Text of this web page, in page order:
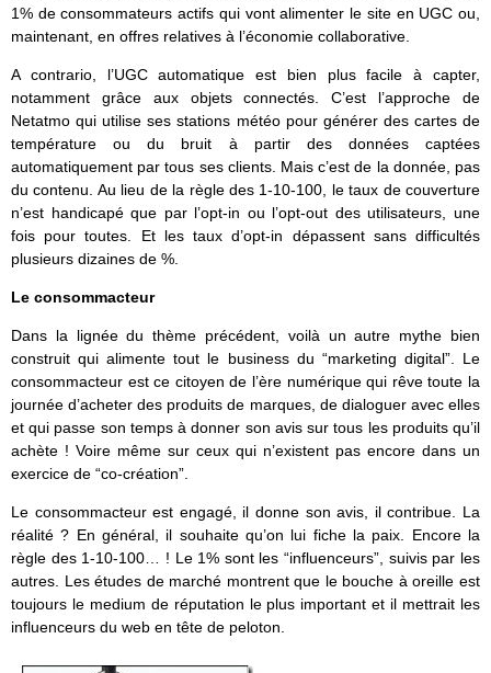
1% de consommateurs actifs qui vont alimenter le site en UGC ou,
maintenant, en offres relatives à l’économie collaborative.
A contrario, l’UGC automatique est bien plus facile à capter,
notamment grâce aux objets connectés. C’est l’approche de
Netatmo qui utilise ses stations météo pour générer des cartes de
température ou du bruit à partir des données captées
automatiquement par tous ses clients. Mais c’est de la donnée, pas
du contenu. Au lieu de la règle des 1-10-100, le taux de couverture
n’est handicapé que par l’opt-in ou l’opt-out des utilisateurs, une
fois pour toutes. Et les taux d’opt-in dépassent sans difficultés
plusieurs dizaines de %.
Le consommacteur
Dans la lignée du thème précédent, voilà un autre mythe bien
construit qui alimente tout le business du “marketing digital”. Le
consommacteur est ce citoyen de l’ère numérique qui rêve toute la
journée d’acheter des produits de marques, de dialoguer avec elles
et qui passe son temps à donner son avis sur tous les produits qu’il
achète ! Voire même sur ceux qui n’existent pas encore dans un
exercice de “co-création”.
Le consommacteur est engagé, il donne son avis, il contribue. La
réalité ? En général, il souhaite qu’on lui fiche la paix. Encore la
règle des 1-10-100… ! Le 1% sont les “influenceurs”, suivis par les
autres. Les études de marché montrent que le bouche à oreille est
toujours le medium de réputation le plus important et il mettrait les
influenceurs du web en tête de peloton.